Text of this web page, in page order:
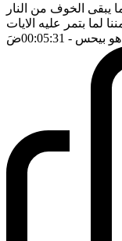
يبقى الخوف من النار
لما بتمر عليه الايات
هو بيحس - 00:05:31 ضَ